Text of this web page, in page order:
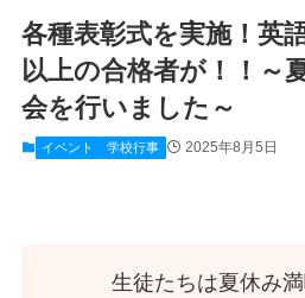
各種表彰式を実施！英
以上の合格者が！！～
会を行いました～
イベント 学校行事 2025年8月5日
生徒たちは夏休み満